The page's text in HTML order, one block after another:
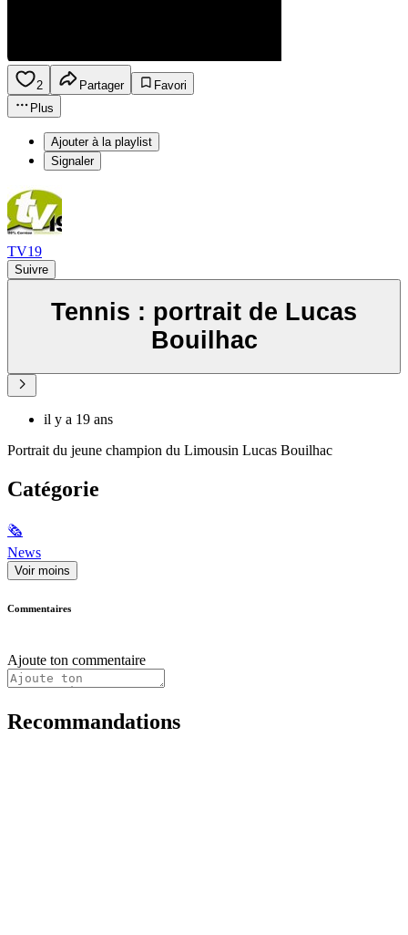
2 Partager
Favori
Plus
Ajouter à la playlist
Signaler
TV19
Suivre
Tennis : portrait de Lucas
Bouilhac
il y a 19 ans
Portrait du jeune champion du Limousin Lucas Bouilhac
Catégorie
🗞
News
Voir moins
Commentaires
Ajoute ton commentaire
Recommandations